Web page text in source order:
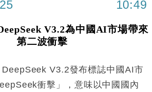
春季三度入市撐日圓 4月單日斥6.28萬億
普料美伊戰事快結束 承認部分彈藥庫存緊
銀行上半年淨利創新高 中期息增15%至
10:49
V3.2為中國AI市場帶來
第二波衝擊
DeepSeek V3.2發布標誌中國AI市
衝擊」，意味以中國國內